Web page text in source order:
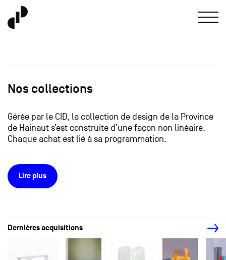
Nos collections
Gérée par le CID, la collection de design de la Province
de Hainaut s’est construite d’une façon non linéaire.
Chaque achat est lié à sa programmation.
Lire plus
Dernières acquisitions